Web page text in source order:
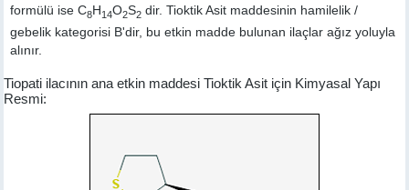
formülü ise C8H 14O2S2 dir. Tioktik Asit maddesinin hamilelik /
gebelik kategorisi B'dir, bu etkin madde bulunan ilaçlar ağız yoluyla
alınır.
Tiopati ilacının ana etkin maddesi Tioktik Asit için Kimyasal Yapı
Resmi: